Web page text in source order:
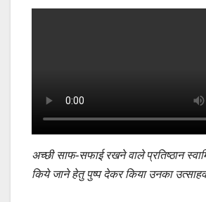
अच्छी साफ-सफाई रखने वाले प्रतिष्ठान
किये जाने हेतु पुष्प देकर किया उनका